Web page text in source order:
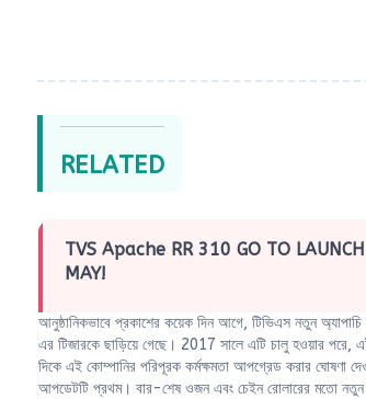
RELATED
TVS Apache RR 310 GO TO
MAY!
আনুষ্ঠানিকভাবে প্রকাশের কয়েক দিন আগে, টিভিএস নতুন
এর টিজারকে ছাড়িয়ে গেছে। 2017 সালে এটি চালু হওয়ার পরে,
দিকে এই কোম্পানির পরিপূরক কর্মক্ষমতা আপগ্রেড করার ঘোষণা
আপডেটটি প্রথম। বার-শেষ ওজন এবং চেইন রোলারের মতো নতুন